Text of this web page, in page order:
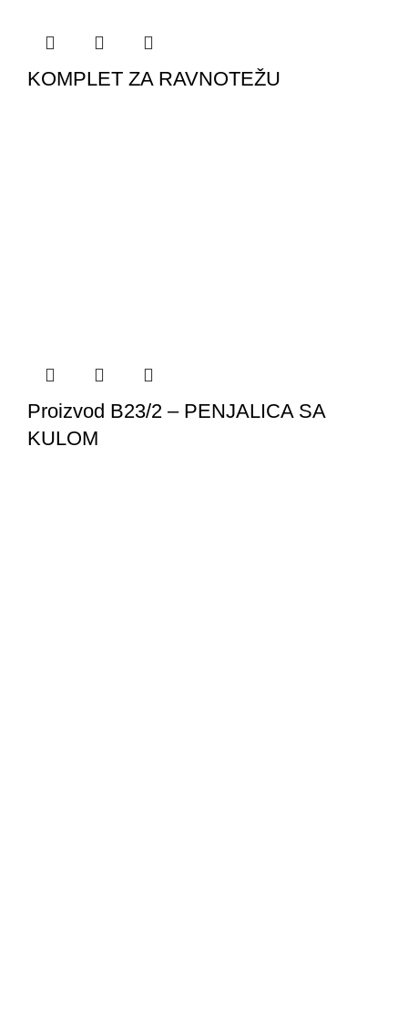
KOMPLET ZA RAVNOTEŽU
Proizvod B23/2 – PENJALICA SA
KULOM